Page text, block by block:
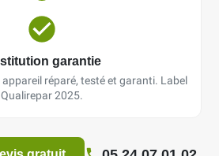
garantie
réparé, testé et garanti. Label
Qualirepar 2025.